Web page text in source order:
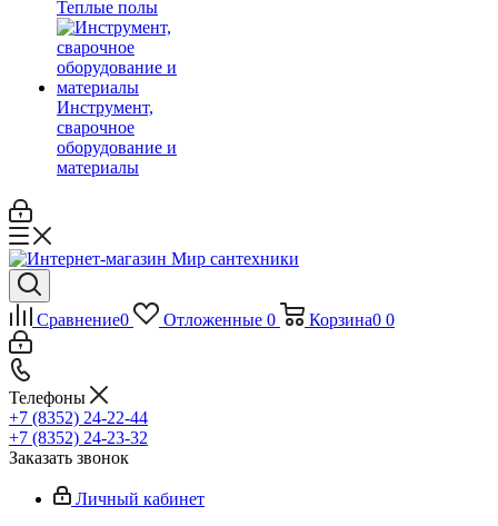
Теплые полы
Инструмент,
сварочное
оборудование и
материалы
Сравнение0 Отложенные 0 Корзина0 0
Телефоны
+7 (8352) 24-22-44
+7 (8352) 24-23-32
Заказать звонок
Личный кабинет